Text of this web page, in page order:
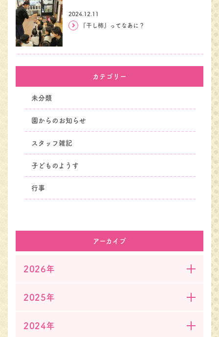
2024.12.11
『干し柿』ってなあに？
カテゴリー
未分類
園からのお知らせ
スタッフ雑記
子どものようす
行事
アーカイブ
2026年
2025年
2024年